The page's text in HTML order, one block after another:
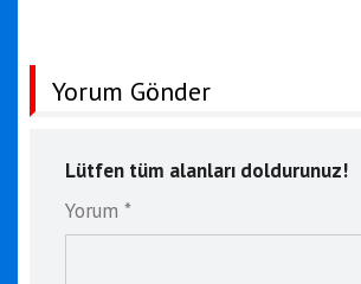
Yorum Gönder
Lütfen tüm alanları doldurunuz!
Yorum *